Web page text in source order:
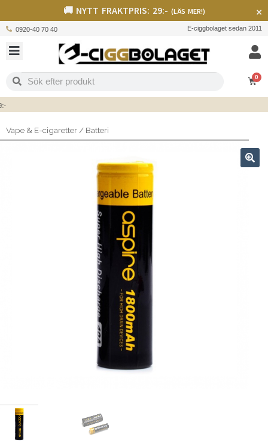
🚚 NYTT FRAKTPRIS: 29:- (LÄS MER!) ×
0920-40 70 40 E-ciggbolaget sedan 2011
0
Vape & E-cigaretter / Batteri